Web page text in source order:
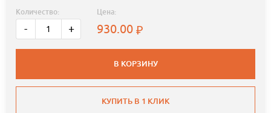
Количество:
- +
Цена:
930.00
В КОРЗИНУ
КУПИТЬ В 1 КЛИК